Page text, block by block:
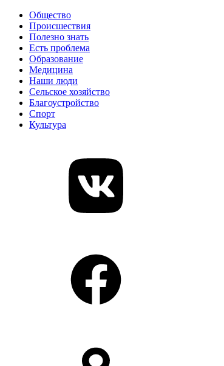
Общество
Происшествия
Полезно знать
Есть проблема
Образование
Медицина
Наши люди
Сельское хозяйство
Благоустройство
Спорт
Культура